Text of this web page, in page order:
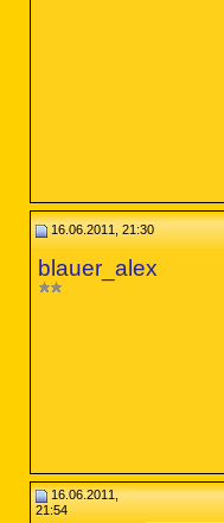
16.06.2011, 21:30
blauer_alex
16.06.2011,
21:54